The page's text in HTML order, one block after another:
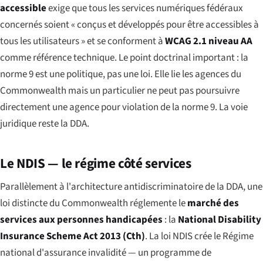
accessibleexige que tous les services numériques fédéraux
concernés soient « conçus et développés pour être accessibles à
tous les utilisateurs » et se conforment àWCAG 2.1 niveau AA
comme référence technique. Le point doctrinal important : la
norme 9 est unepolitique, pas une loi. Elle lie les agences du
Commonwealth mais un particulier ne peut pas poursuivre
directement une agence pour violation de la norme 9. La voie
juridique reste la DDA.
Le NDIS — le régime côté services
Parallèlement à l'architecture antidiscriminatoire de la DDA, une
loi distincte du Commonwealth réglemente lemarché des
services aux personnes handicapées : la National Disability
Insurance Scheme Act 2013 (Cth). La loi NDIS crée le Régime
national d'assurance invalidité — un programme de